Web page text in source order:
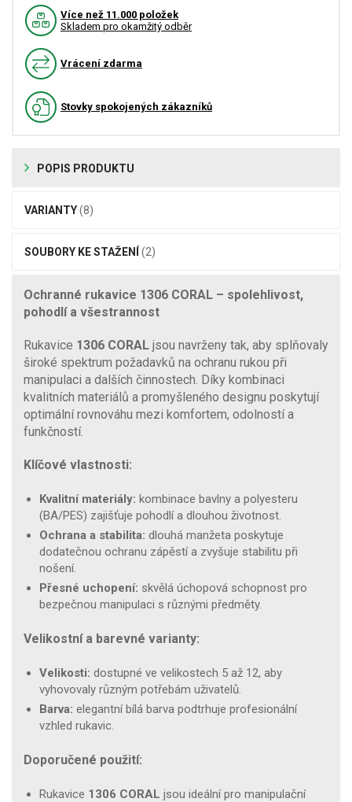
Více než 11.000 položek
Skladem pro okamžitý odběr
Vrácení zdarma
Stovky spokojených zákazníků
POPIS PRODUKTU
VARIANTY(8)
SOUBORY KE STAŽENÍ (2)
Ochranné rukavice 1306 CORAL – spolehlivost,
pohodlí a všestrannost
Rukavice 1306 CORAL jsou navrženy tak, aby splňovaly
široké spektrum požadavků na ochranu rukou při
manipulaci a dalších činnostech. Díky kombinaci
kvalitních materiálů a promyšleného designu poskytují
optimální rovnováhu mezi komfortem, odolností a
funkčností.
Klíčové vlastnosti:
Kvalitní materiály: kombinace bavlny a polyesteru
(BA/PES) zajišťuje pohodlí a dlouhou životnost.
Ochrana a stabilita: dlouhá manžeta poskytuje
dodatečnou ochranu zápěstí a zvyšuje stabilitu při
nošení.
Přesné uchopení: skvělá úchopová schopnost pro
bezpečnou manipulaci s různými předměty.
Velikostní a barevné varianty:
Velikosti: dostupné ve velikostech 5 až 12, aby
vyhovovaly různým potřebám uživatelů.
Barva: elegantní bílá barva podtrhuje profesionální
vzhled rukavic.
Doporučené použití:
Rukavice 1306 CORAL jsou ideální pro manipulační